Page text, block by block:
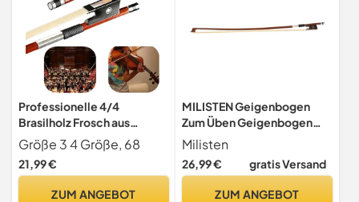
Professionelle 4/4
Brasilholz Frosch aus
Ebenholz Violine Arbor weiß
Rosshaar Violine Geige
Bogen 4/4 Brazilwood
Größe 3 4 Größe, 68
21,99 €
ZUM ANGEBOT
MILISTEN Geigenbogen
Zum Üben Geigenbogen
Aus Holz mit Pferdehaar
Größe 4/4 Gut
Ausbalanciert für Anfänger
Milisten
26,99 € gratis Versand
ZUM ANGEBOT